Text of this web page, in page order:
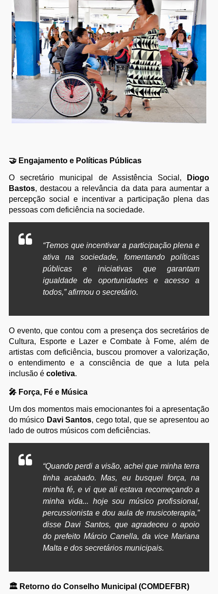
🤝 Engajamento e Políticas Públicas
O secretário municipal de Assistência Social,
Diogo
Bastos, destacou a relevância da data para aumentar a
percepção social e incentivar a participação plena das
pessoas com deficiência na sociedade.
“Temos que incentivar a participação plena e
ativa na sociedade, fomentando políticas
públicas e iniciativas que garantam
igualdade de oportunidades e acesso a
todos,” afirmou o secretário.
O evento, que contou com a presença dos secretários de
Cultura, Esporte e Lazer e Combate à Fome, além de
artistas com deficiência, buscou promover a valorização,
o entendimento e a consciência de que a luta pela
inclusão é coletiva.
🎤 Força, Fé e Música
Um dos momentos mais emocionantes foi a apresentação
do músico Davi Santos, cego total, que se apresentou ao
lado de outros músicos com deficiências.
“Quando perdi a visão, achei que minha terra
tinha acabado. Mas, eu busquei força, na
minha fé, e vi que ali estava recomeçando a
minha vida... hoje sou músico profissional,
percussionista e dou aula de musicoterapia,”
disse Davi Santos, que agradeceu o apoio
do prefeito Márcio Canella, da vice Mariana
Malta e dos secretários municipais.
🏛️ Retorno do Conselho Municipal (COMDEFBR)